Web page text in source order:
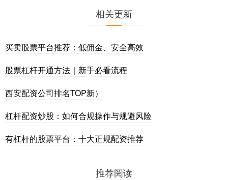
相关更新
买卖股票平台推荐：低佣金、安全高效
股票杠杆开通方法｜新手必看流程
西安配资公司排名TOP新）
杠杆配资炒股：如何合规操作与规避风险
有杠杆的股票平台：十大正规配资推荐
推荐阅读